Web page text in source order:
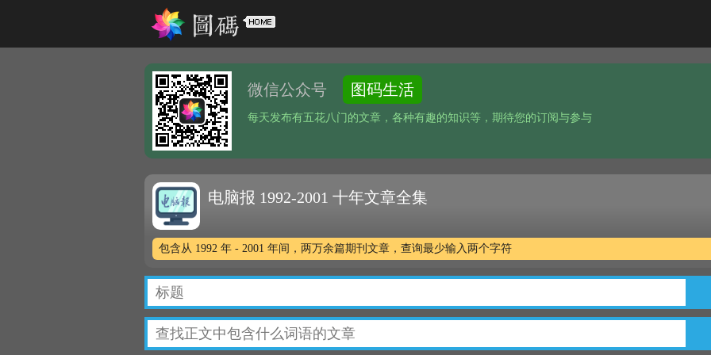
微信公众号 图码生活
每天发布有五花八门的文章，各种有趣的知识等，期待您的订阅与参与
电脑报 1992-2001 十年文章全集
包含从 1992 年 - 2001 年间，两万余篇期刊文章，查询最少输入两个字符